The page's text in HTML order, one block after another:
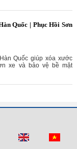
Quốc | Phục Hồi Sơn
Quốc giúp xóa xước
xe và bảo vệ bề mặt